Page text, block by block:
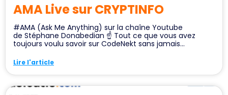
AMA Live sur CRYPTINFO
#AMA (Ask Me Anything) sur la chaîne Youtube
de Stéphane Donabedian ☝️ Tout ce que vous avez
toujours voulu savoir sur CodeNekt sans jamais...
Lire l'article